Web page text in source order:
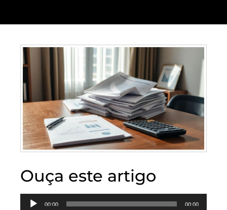
Ouça este artigo
Tocador00:00 00:00